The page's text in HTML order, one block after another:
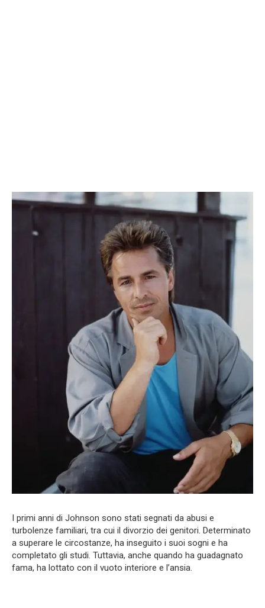
I primi anni di Johnson sono stati segnati da abusi e
turbolenze familiari, tra cui il divorzio dei genitori. Determinato
a superare le circostanze, ha inseguito i suoi sogni e ha
completato gli studi. Tuttavia, anche quando ha guadagnato
fama, ha lottato con il vuoto interiore e l’ansia.